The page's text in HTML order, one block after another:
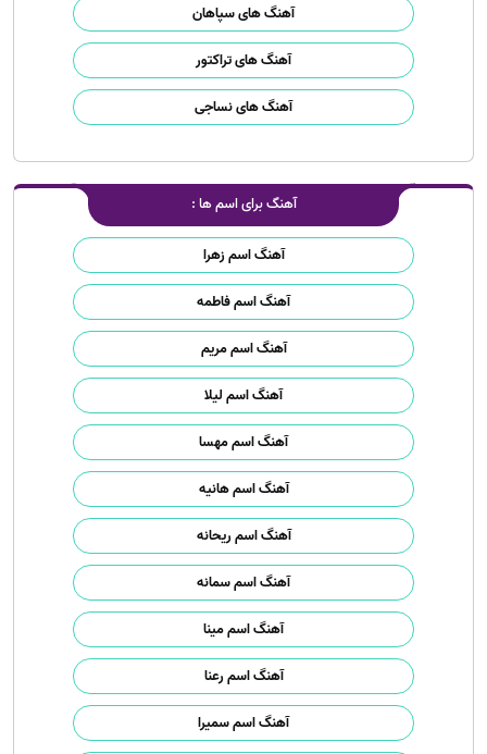
آهنگ های سپاهان
آهنگ های تراکتور
آهنگ های نساجی
آهنگ برای اسم ها :
آهنگ اسم زهرا
آهنگ اسم فاطمه
آهنگ اسم مریم
آهنگ اسم لیلا
آهنگ اسم مهسا
آهنگ اسم هانیه
آهنگ اسم ریحانه
آهنگ اسم سمانه
آهنگ اسم مینا
آهنگ اسم رعنا
آهنگ اسم سمیرا